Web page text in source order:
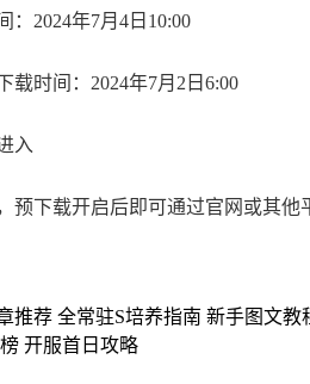
：2024年7月4日10:00
载时间：2024年7月2日6:00
入
预下载开启后即可通过官网或其他
推荐 全常驻S培养指南 新手图文
开服首日攻略